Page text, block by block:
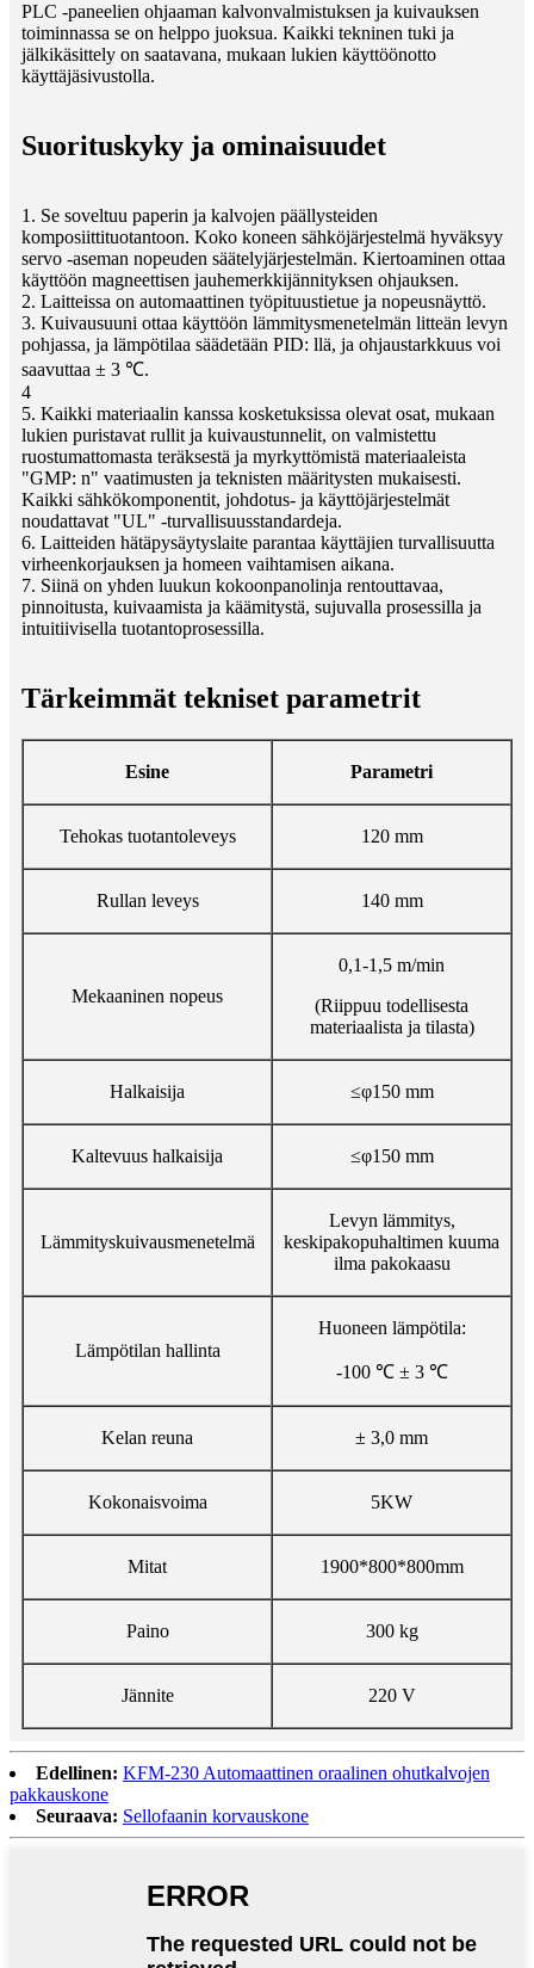
PLC -paneelien ohjaaman kalvonvalmistuksen ja kuivauksen
toiminnassa se on helppo juoksua. Kaikki tekninen tuki ja
jälkikäsittely on saatavana, mukaan lukien käyttöönotto
käyttäjäsivustolla.
Suorituskyky ja ominaisuudet
1. Se soveltuu paperin ja kalvojen päällysteiden
komposiittituotantoon. Koko koneen sähköjärjestelmä hyväksyy
servo -aseman nopeuden säätelyjärjestelmän. Kiertoaminen ottaa
käyttöön magneettisen jauhemerkkijännityksen ohjauksen.
2. Laitteissa on automaattinen työpituustietue ja nopeusnäyttö.
3. Kuivausuuni ottaa käyttöön lämmitysmenetelmän litteän levyn
pohjassa, ja lämpötilaa säädetään PID: llä, ja ohjaustarkkuus voi
saavuttaa ± 3 ℃.
4
5. Kaikki materiaalin kanssa kosketuksissa olevat osat, mukaan
lukien puristavat rullit ja kuivaustunnelit, on valmistettu
ruostumattomasta teräksestä ja myrkyttömistä materiaaleista
"GMP: n" vaatimusten ja teknisten määritysten mukaisesti.
Kaikki sähkökomponentit, johdotus- ja käyttöjärjestelmät
noudattavat "UL" -turvallisuusstandardeja.
6. Laitteiden hätäpysäytyslaite parantaa käyttäjien turvallisuutta
virheenkorjauksen ja homeen vaihtamisen aikana.
7. Siinä on yhden luukun kokoonpanolinja rentouttavaa,
pinnoitusta, kuivaamista ja käämitystä, sujuvalla prosessilla ja
intuitiivisella tuotantoprosessilla.
Tärkeimmät tekniset parametrit
Esine Parametri
Tehokas tuotantoleveys 120 mm
Rullan leveys 140 mm
Mekaaninen nopeus
0,1-1,5 m/min
(Riippuu todellisesta
materiaalista ja tilasta)
Halkaisija ≤φ150 mm
Kaltevuus halkaisija ≤φ150 mm
Lämmityskuivausmenetelmä
Levyn lämmitys,
keskipakopuhaltimen kuuma
ilma pakokaasu
Lämpötilan hallinta
Huoneen lämpötila:
-100 ℃ ± 3 ℃
Kelan reuna ± 3,0 mm
Kokonaisvoima 5KW
Mitat 1900*800*800mm
Paino 300 kg
Jännite 220 V
Edellinen: KFM-230 Automaattinen oraalinen ohutkalvojen
pakkauskone
Seuraava: Sellofaanin korvauskone